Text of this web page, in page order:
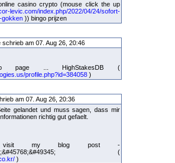
casino crypto (mouse click the up
levic.com/index.php/2022/04/24/sofort-
gokken )) bingo prijzen
am 07. Aug 26, 20:46
... HighStakesDB (
profile.php?id=384058 )
am 07. Aug 26, 20:36
gelandet und muss sagen, dass mir
richtig gut gefaelt.
my blog post -
(
)